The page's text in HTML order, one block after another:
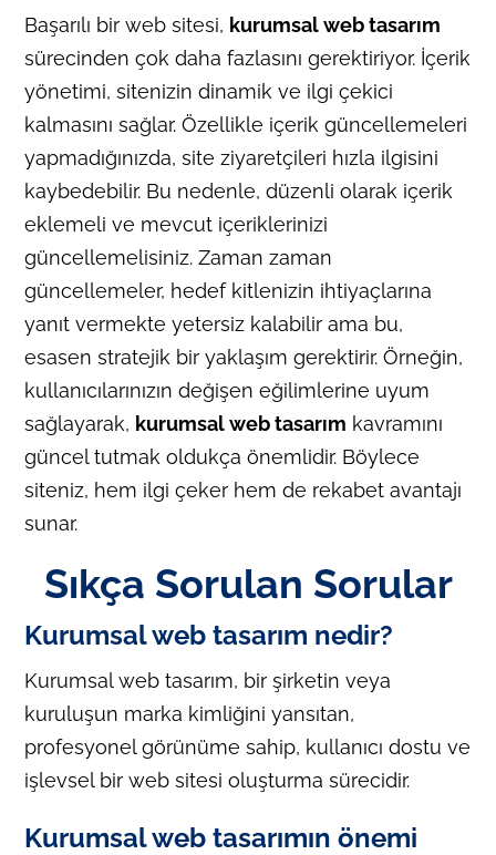
Başarılı bir web sitesi, kurumsal web tasarım
sürecinden çok daha fazlasını gerektiriyor. İçerik
yönetimi, sitenizin dinamik ve ilgi çekici
kalmasını sağlar. Özellikle içerik güncellemeleri
yapmadığınızda, site ziyaretçileri hızla ilgisini
kaybedebilir. Bu nedenle, düzenli olarak içerik
eklemeli ve mevcut içeriklerinizi
güncellemelisiniz. Zaman zaman
güncellemeler, hedef kitlenizin ihtiyaçlarına
yanıt vermekte yetersiz kalabilir ama bu,
esasen stratejik bir yaklaşım gerektirir. Örneğin,
kullanıcılarınızın değişen eğilimlerine uyum
sağlayarak, kurumsal web tasarım kavramını
güncel tutmak oldukça önemlidir. Böylece
siteniz, hem ilgi çeker hem de rekabet avantajı
sunar.
Sıkça Sorulan Sorular
Kurumsal web tasarım nedir?
Kurumsal web tasarım, bir şirketin veya
kuruluşun marka kimliğini yansıtan,
profesyonel görünüme sahip, kullanıcı dostu ve
işlevsel bir web sitesi oluşturma sürecidir.
Kurumsal web tasarımın önemi